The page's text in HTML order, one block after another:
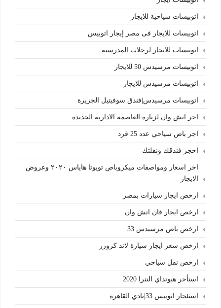
اتوبيسات سياحية للايجار
اتوبيسات للايجار فى مصر إيجار اتوبيس
اتوبيسات للايجار لرحلات المدرسية
اتوبيسات مرسيدس 50 للايجار
اتوبيسات مرسيدس للايجار
اتوبيسات مرسيدس|فندق سوفيتيل الجزيرة
اجر اتش وان لزيارة العاصمة الادارية الجديدة
اجر باص سياحي عدد 25 فرد
احجز فندقك ونقلتك
اخر اسعار ومواصفات ميكروباص تويوتا هاياس ٢٠٢٠ وعروض
الايجار
ارخص ايجار سيارات بمصر
ارخص ايجار فان اتش وان
ارخص باص مرسيدس 33
ارخص سعر ايجار سيارة لاند كروزر
ارخص نقل سياحي
استأجر هيونداي النترا 2020
استئجار اتوبيس 33|نادي القاهرة